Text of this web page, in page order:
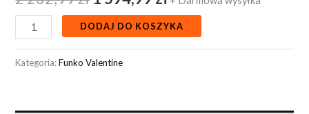
DODAJ DO KOSZYKA
Kategoria:Funko Valentine